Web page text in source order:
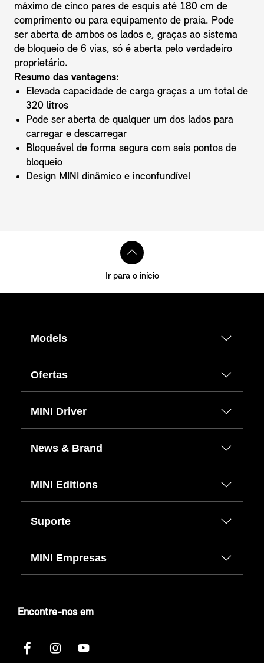
máximo de cinco pares de esquis até 180 cm de
comprimento ou para equipamento de praia. Pode
ser aberta de ambos os lados e, graças ao sistema
de bloqueio de 6 vias, só é aberta pelo verdadeiro
proprietário.
Resumo das vantagens:
Elevada capacidade de carga graças a um total de
320 litros
Pode ser aberta de qualquer um dos lados para
carregar e descarregar
Bloqueável de forma segura com seis pontos de
bloqueio
Design MINI dinâmico e inconfundível